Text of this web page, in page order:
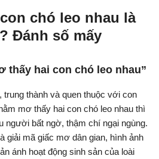
chó leo nhau là
Đánh số mấy
thấy hai con chó leo nhau”
trung thành và quen thuộc với con
mơ thấy hai con chó leo nhau thì
người bất ngờ, thậm chí ngại ngùng.
giải mã giấc mơ dân gian, hình ảnh
ánh hoạt động sinh sản của loài